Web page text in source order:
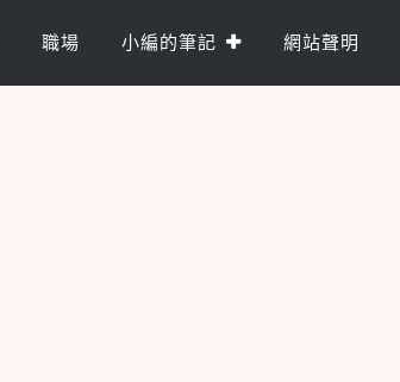
職場 小編的筆記 網站聲明